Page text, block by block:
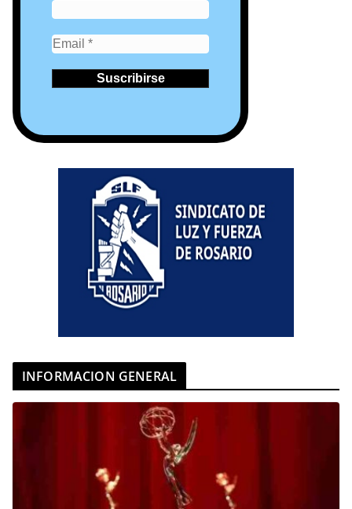
INFORMACION GENERAL